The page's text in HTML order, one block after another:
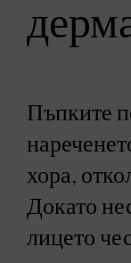
Пъпките
хора,
Докато
лицето